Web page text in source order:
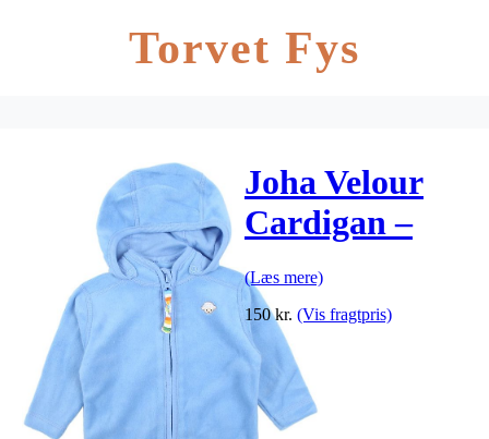
Torvet Fys
Joha Velour
Cardigan –
Lyseblå
(Læs mere)
150 kr. (Vis fragtpris)